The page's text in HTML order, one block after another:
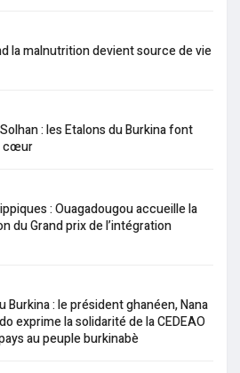
la malnutrition devient source de vie
: les Etalons du Burkina font
cœur
: Ouagadougou accueille la
du Grand prix de l’intégration
Burkina : le président ghanéen, Nana
exprime la solidarité de la CEDEAO
au peuple burkinabè